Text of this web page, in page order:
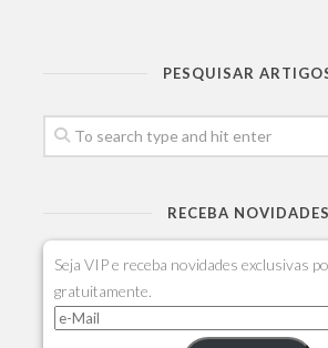
PESQUISAR
RECEBA NOVIDADES
Seja VIP e receba novidades exclusivas
gratuitamente.